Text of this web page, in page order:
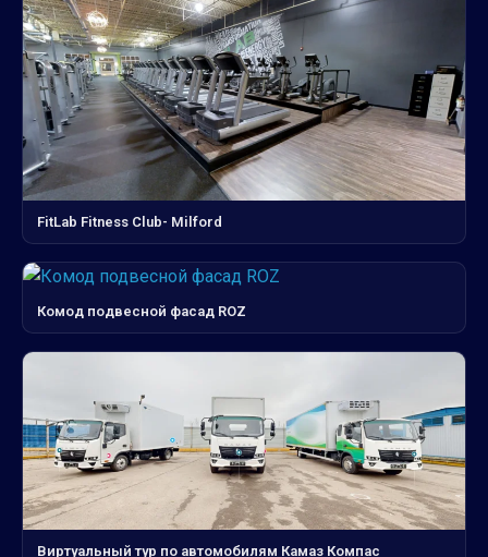
FitLab Fitness Club- Milford
Комод подвесной фасад ROZ
Виртуальный тур по автомобилям Камаз Компас